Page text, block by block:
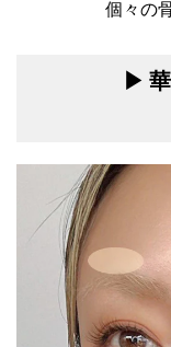
個々の
▶